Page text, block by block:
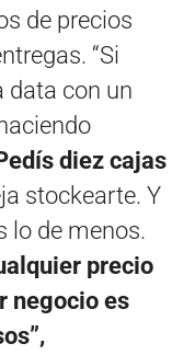
de precios
“Si
data con un
diez cajas
stockearte. Y
lo de menos.
precio
negocio es